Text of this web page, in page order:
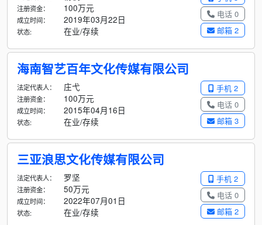
电话 0
邮箱 2
注册资金： 100万元
成立时间： 2019年03月22日
状态: 在业/存续
海南智艺百年文化传媒有限公司
手机 2
电话 0
邮箱 3
法定代表人： 庄弋
注册资金： 100万元
成立时间： 2015年04月16日
状态: 在业/存续
三亚浪思文化传媒有限公司
手机 2
电话 0
邮箱 2
法定代表人： 罗坚
注册资金： 50万元
成立时间： 2022年07月01日
状态: 在业/存续